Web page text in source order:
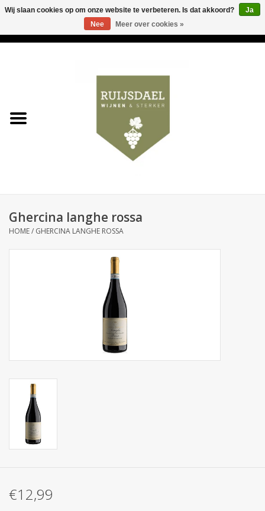
& sterker
Contact
Ghercina langhe rossa
HOME/ GHERCINA LANGHE ROSSA
€12,99
Wij slaan cookies op om onze website te verbeteren. Is dat akkoord?
Ja
Nee
Meer over cookies »